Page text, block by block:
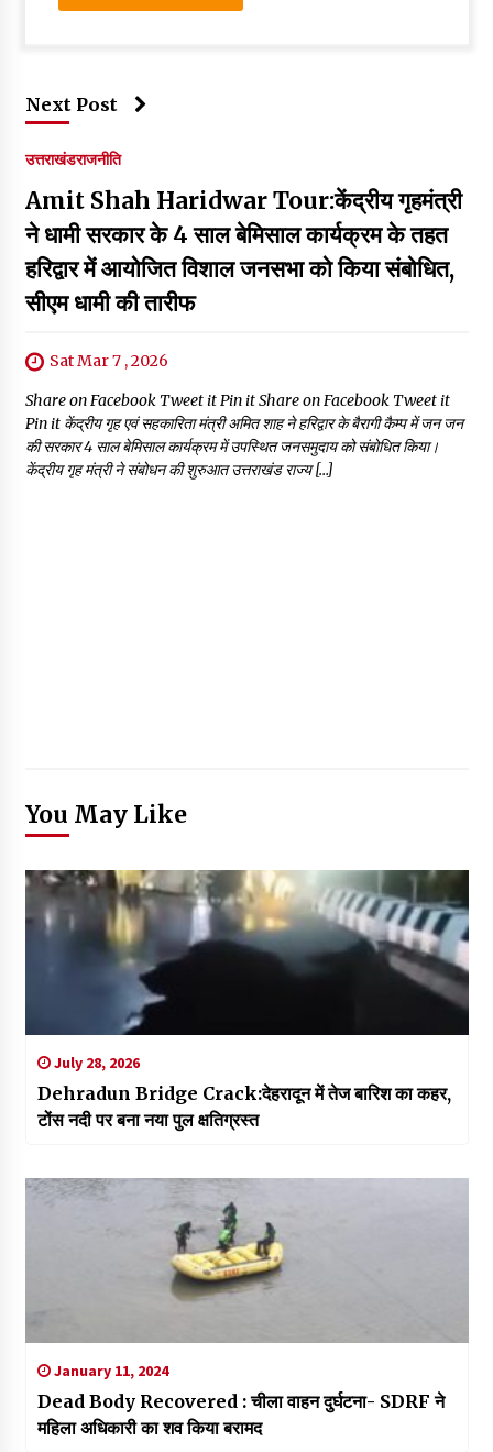
Next Post
उत्तराखंडराजनीति
Amit Shah Haridwar Tour:केंद्रीय गृहमंत्री
ने धामी सरकार के 4 साल बेमिसाल कार्यक्रम के तहत
हरिद्वार में आयोजित विशाल जनसभा को किया संबोधित,
सीएम धामी की तारीफ
Sat Mar 7 , 2026
Share on Facebook Tweet it Pin it Share on Facebook Tweet it
Pin it केंद्रीय गृह एवं सहकारिता मंत्री अमित शाह ने हरिद्वार के बैरागी कैम्प में जन जन
की सरकार 4 साल बेमिसाल कार्यक्रम में उपस्थित जनसमुदाय को संबोधित किया।
केंद्रीय गृह मंत्री ने संबोधन की शुरुआत उत्तराखंड राज्य […]
You May Like
July 28, 2026
Dehradun Bridge Crack:देहरादून में तेज बारिश का कहर,
टोंस नदी पर बना नया पुल क्षतिग्रस्त
January 11, 2024
Dead Body Recovered : चीला वाहन दुर्घटना- SDRF ने
महिला अधिकारी का शव किया बरामद